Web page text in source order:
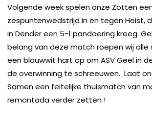
Volgende week spelen onze Zotten
zespuntenwedstrijd in en tegen Heist,
in Dender een 5-1 pandoering kreeg.
belang van deze match roepen wij
een blauwwit hart op om ASV Geel in
de overwinning te schreeuwen. Laat
Samen een feitelijke thuismatch van
remontada verder zetten !